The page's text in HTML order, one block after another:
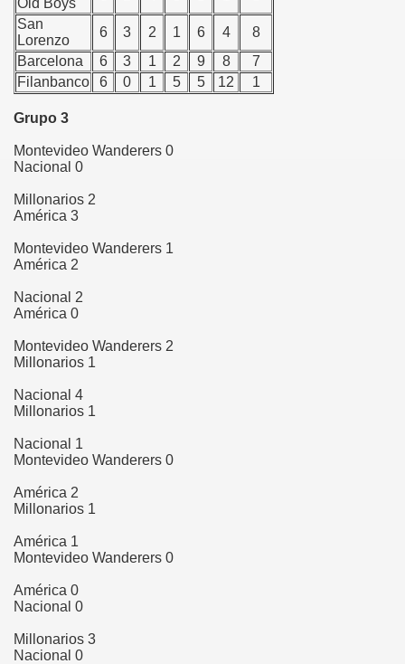
Old Boys
San
Lorenzo
6 3 2 1 6 4
8
Barcelona
6 3 1 2 9 8
7
Filanbanco
6 0 1 5 5 12 1
Grupo 3
Montevideo Wanderers 0
Nacional 0
Millonarios 2
América 3
Montevideo Wanderers 1
América 2
Nacional 2
América 0
Montevideo Wanderers 2
Millonarios 1
Nacional 4
Millonarios 1
Nacional 1
Montevideo Wanderers 0
América 2
Millonarios 1
América 1
Montevideo Wanderers 0
América 0
Nacional 0
Millonarios 3
Nacional 0